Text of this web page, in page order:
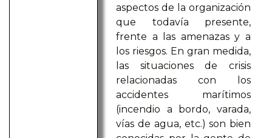
aspectos de la organización
que todavía presente,
frente a las amenazas y a
los riesgos. En gran medida,
las situaciones de crisis
relacionadas con los
accidentes marítimos
(incendio a bordo, varada,
vías de agua, etc.) son bien